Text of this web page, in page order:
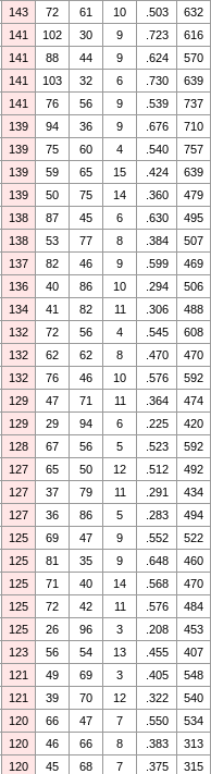
143 72 61 10 .503 632
141 102 30 9 .723 616
141 88 44 9 .624 570
141 103 32 6 .730 639
141 76 56 9 .539 737
139 94 36 9 .676 710
139 75 60 4 .540 757
139 59 65 15 .424 639
139 50 75 14 .360 479
138 87 45 6 .630 495
138 53 77 8 .384 507
137 82 46 9 .599 469
136 40 86 10 .294 506
134 41 82 11 .306 488
132 72 56 4 .545 608
132 62 62 8 .470 470
132 76 46 10 .576 592
129 47 71 11 .364 474
129 29 94 6 .225 420
128 67 56 5 .523 592
127 65 50 12 .512 492
127 37 79 11 .291 434
127 36 86 5 .283 494
125 69 47 9 .552 522
125 81 35 9 .648 460
125 71 40 14 .568 470
125 72 42 11 .576 484
125 26 96 3 .208 453
123 56 54 13 .455 407
121 49 69 3 .405 548
121 39 70 12 .322 540
120 66 47 7 .550 534
120 46 66 8 .383 313
120 45 68 7 .375 315